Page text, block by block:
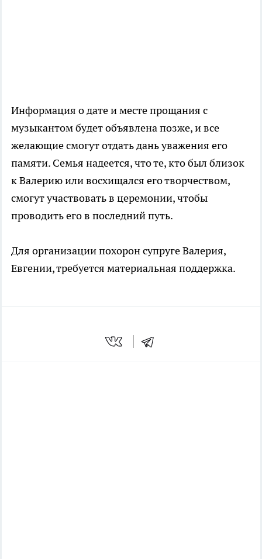
Информация о дате и месте прощания с
музыкантом будет объявлена позже, и все
желающие смогут отдать дань уважения его
памяти. Семья надеется, что те, кто был близок
к Валерию или восхищался его творчеством,
смогут участвовать в церемонии, чтобы
проводить его в последний путь.
Для организации похорон супруге Валерия,
Евгении, требуется материальная поддержка.